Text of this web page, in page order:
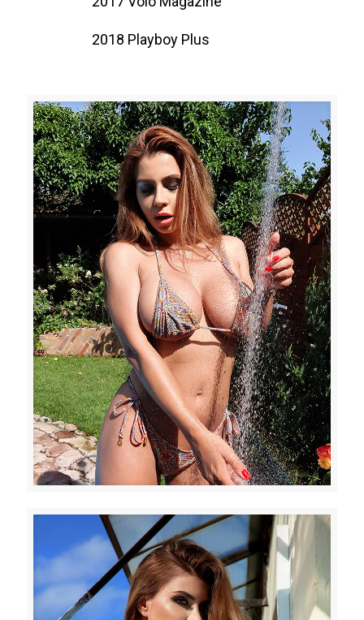
2018 Playboy Plus